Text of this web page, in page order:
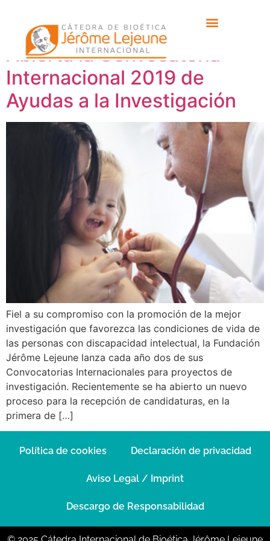
Etiqueta: imim
Abierta la Convocatoria
Internacional 2019 de
Ayudas a la Investigación
Fiel a su compromiso con la promoción de la mejor
investigación que favorezca las condiciones de vida de
las personas con discapacidad intelectual, la Fundación
Jérôme Lejeune lanza cada año dos de sus
Convocatorias Internacionales para proyectos de
investigación. Recientemente se ha abierto un nuevo
proceso para la recepción de candidaturas, en la
primera de […]
Política de cookies Declaración de privacidad
Aviso Legal / Imprint
Descargo de Responsabilidad